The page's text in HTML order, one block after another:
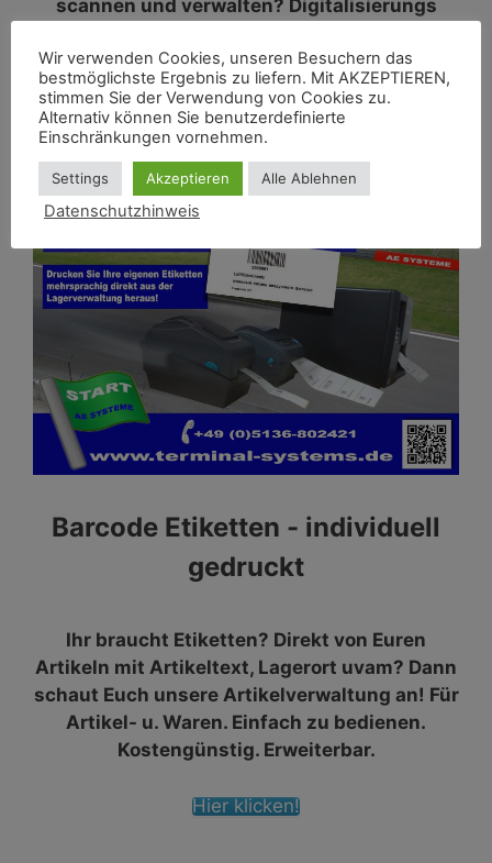
scannen und verwalten? Digitalisierungs
Komplett. Umfassend und natürlich
erweiterbar!
Hier klicken!
Barcode Etiketten - individuell
gedruckt
Ihr braucht Etiketten? Direkt von Euren
Artikeln mit Artikeltext, Lagerort uvam? Dann
schaut Euch unsere Artikelverwaltung an! Für
Artikel- u. Waren. Einfach zu bedienen.
Kostengünstig. Erweiterbar.
Hier klicken!
Wir verwenden Cookies, unseren Besuchern das
bestmöglichste Ergebnis zu liefern. Mit AKZEPTIEREN,
stimmen Sie der Verwendung von Cookies zu.
Alternativ können Sie benutzerdefinierte
Einschränkungen vornehmen.
Settings Akzeptieren Alle Ablehnen
Datenschutzhinweis